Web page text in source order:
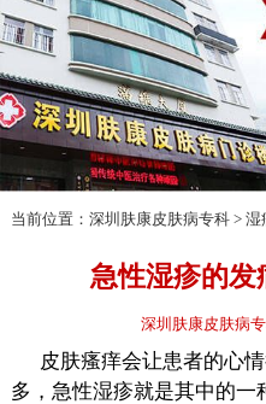
当前位置： 深圳肤康皮肤病专科> 湿
急性湿疹的发
深圳肤康皮肤病
皮肤瘙痒会让患者的心
多，急性湿疹就是其中的一